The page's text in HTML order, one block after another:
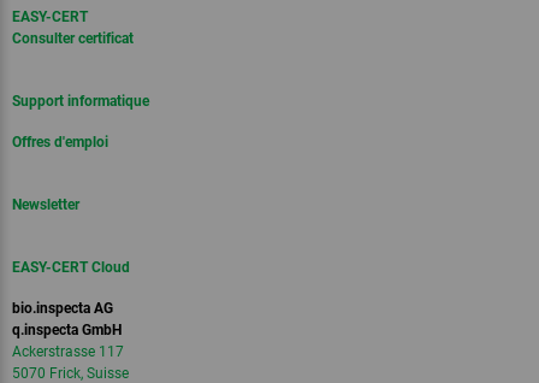
EASY-CERT
Consulter certificat
Support informatique
Offres d'emploi
Newsletter
EASY-CERT Cloud
bio.inspecta AG
q.inspecta GmbH
Ackerstrasse 117
5070 Frick, Suisse